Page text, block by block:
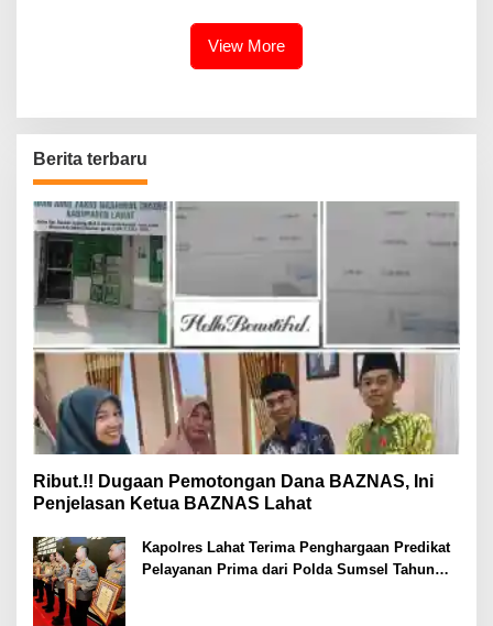
View More
Berita terbaru
Ribut.!! Dugaan Pemotongan Dana BAZNAS, Ini
Penjelasan Ketua BAZNAS Lahat
Kapolres Lahat Terima Penghargaan Predikat
Pelayanan Prima dari Polda Sumsel Tahun